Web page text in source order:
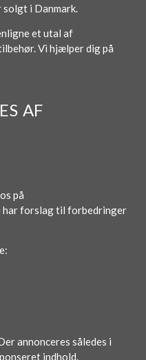
i Danmark.
et utal af
Vi hjælper dig på
AF
på
forslag til forbedringer
annonceres således i
indhold.